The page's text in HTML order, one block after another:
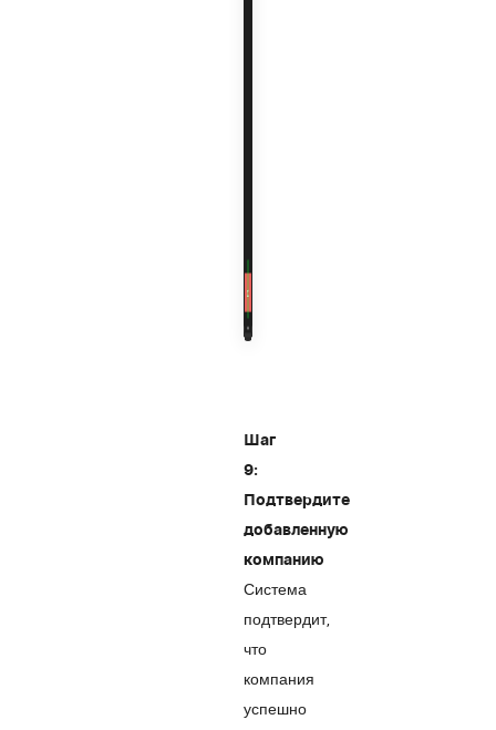
Шаг
9:
Подтвердите
добавленную
компанию
Система
подтвердит,
что
компания
успешно